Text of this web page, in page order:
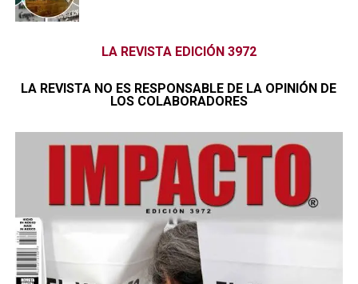
LA REVISTA EDICIÓN 3972
LA REVISTA NO ES RESPONSABLE DE LA OPINIÓN DE
LOS COLABORADORES